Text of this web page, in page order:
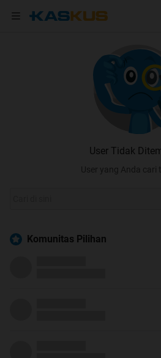
User Tidak
User yang Anda cari
Komunitas Pilihan